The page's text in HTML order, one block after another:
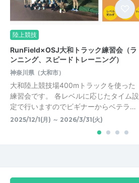
陸上競技
RunField×OSJ大和トラック練習会（ラ
ンニング、スピードトレーニング）
神奈川県（大和市）
大和陸上競技場400mトラックを使った
練習会です。 各レベルに応じたタイム設
定で行いますのでビギナーからベテラ…
2025/12/1(月) ～ 2026/3/31(火)